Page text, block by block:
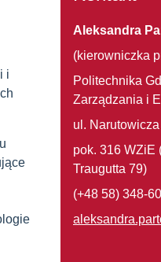
i
Aleksandra
(kierowniczka
Politechnika
Zarządzania i
ul.
pok. 316 WZiE
Traugutta 79)
(+48 58) 348-